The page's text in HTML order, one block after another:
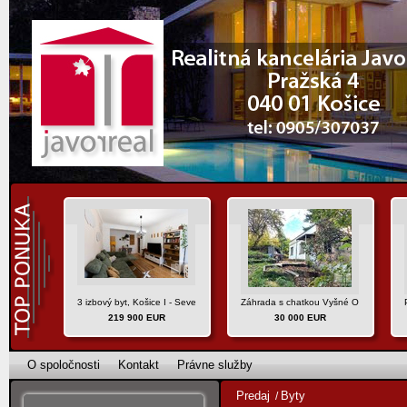
3 izbový byt, Košice I - Sever, ul. Hlinkova
219 900 EUR
Záhrada s chatkou Vyšné Opátske,
30 000 EUR
O spoločnosti Kontakt Právne služby
Predaj / Byty